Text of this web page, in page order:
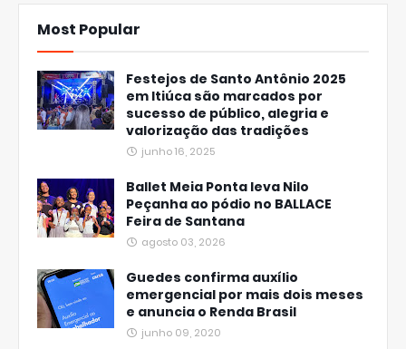
Most Popular
Festejos de Santo Antônio 2025
em Itiúca são marcados por
sucesso de público, alegria e
valorização das tradições
junho 16, 2025
Ballet Meia Ponta leva Nilo
Peçanha ao pódio no BALLACE
Feira de Santana
agosto 03, 2026
Guedes confirma auxílio
emergencial por mais dois meses
e anuncia o Renda Brasil
junho 09, 2020